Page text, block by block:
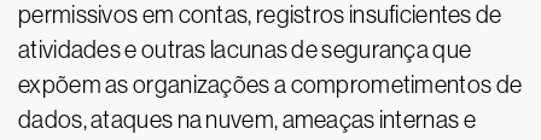
permissivos em contas, registros insuficientes de
atividades e outras lacunas de segurança que
expõem as organizações a comprometimentos de
dados, ataques na nuvem, ameaças internas e